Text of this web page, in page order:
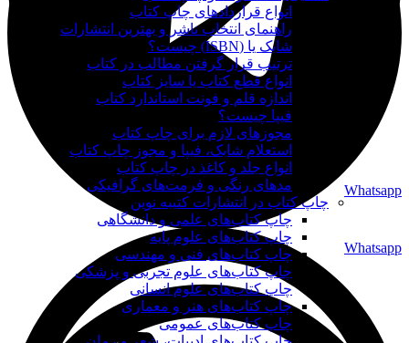
Whatsapp
Whatsapp
انواع قراردادهای چاپ کتاب
راهنمای انتخاب ناشر و بهترین انتشارات
شابک یا (ISBN) چیست؟
ترتیب قرار گرفتن مطالب در کتاب
انواع قطع کتاب یا سایز کتاب
اندازه قلم و فونت استاندارد کتاب
فیپا چیست؟
مجوزهای لازم برای چاپ کتاب
استعلام شابک، فیپا و مجوز چاپ کتاب
انواع جلد و کاغذ در چاپ کتاب
مدهای رنگی و فرمت‌های گرافیکی
چاپ کتاب در انتشارات کتیبه نوین
چاپ کتاب‌های علمی و دانشگاهی
چاپ کتاب‌های علوم پایه
چاپ کتاب‌های فنی و مهندسی
چاپ کتاب‌های علوم تجربی و پزشکی
چاپ کتاب‌های علوم انسانی
چاپ کتاب‌های هنر و معماری
چاپ کتاب‌های عمومی